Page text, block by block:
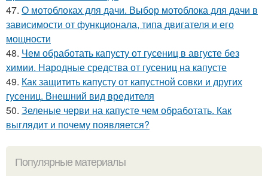
47. О мотоблоках для дачи. Выбор мотоблока для дачи в
зависимости от функционала, типа двигателя и его
мощности
48. Чем обработать капусту от гусениц в августе без
химии. Народные средства от гусениц на капусте
49. Как защитить капусту от капустной совки и других
гусениц. Внешний вид вредителя
50. Зеленые черви на капусте чем обработать. Как
выглядит и почему появляется?
Популярные материалы